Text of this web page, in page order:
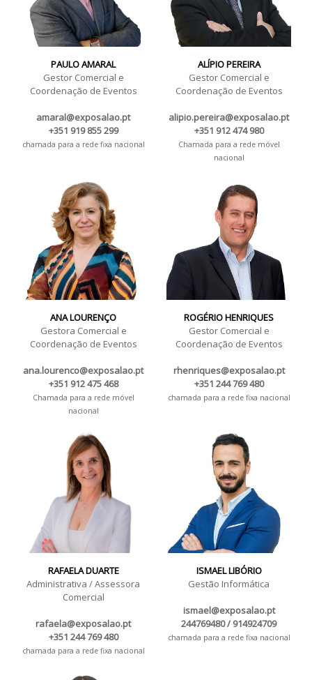
PAULO AMARAL
Gestor Comercial e
Coordenação de Eventos
amaral@exposalao.pt
+351 919 855 299
chamada para a rede fixa nacional
ALÍPIO PEREIRA
Gestor Comercial e
Coordenação de Eventos
alipio.pereira@exposalao.pt
+351 912 474 980
Chamada para a rede móvel
nacional
ANA LOURENÇO
Gestora Comercial e
Coordenação de Eventos
ana.lourenco@exposalao.pt
+351 912 475 468
Chamada para a rede móvel
nacional
ROGÉRIO HENRIQUES
Gestor Comercial e
Coordenação de Eventos
rhenriques@exposalao.pt
+351 244 769 480
chamada para a rede fixa nacional
RAFAELA DUARTE
Administrativa / Assessora
Comercial
rafaela@exposalao.pt
+351 244 769 480
chamada para a rede fixa nacional
ISMAEL LIBÓRIO
Gestão Informática
ismael@exposalao.pt
244769480 / 914924709
chamada para a rede fixa nacional